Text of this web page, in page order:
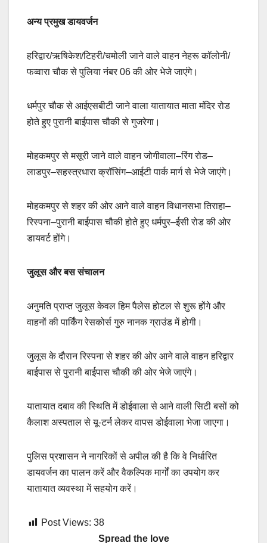
अन्य प्रमुख डायवर्जन
हरिद्वार/ऋषिकेश/टिहरी/चमोली जाने वाले वाहन नेहरू कॉलोनी/
फव्वारा चौक से पुलिया नंबर 06 की ओर भेजे जाएंगे।
धर्मपुर चौक से आईएसबीटी जाने वाला यातायात माता मंदिर रोड
होते हुए पुरानी बाईपास चौकी से गुजरेगा।
मोहकमपुर से मसूरी जाने वाले वाहन जोगीवाला–रिंग रोड–
लाडपुर–सहस्त्रधारा क्रॉसिंग–आईटी पार्क मार्ग से भेजे जाएंगे।
मोहकमपुर से शहर की ओर आने वाले वाहन विधानसभा तिराहा–
रिस्पना–पुरानी बाईपास चौकी होते हुए धर्मपुर–ईसी रोड की ओर
डायवर्ट होंगे।
जुलूस और बस संचालन
अनुमति प्राप्त जुलूस केवल हिम पैलेस होटल से शुरू होंगे और
वाहनों की पार्किंग रेसकोर्स गुरु नानक ग्राउंड में होगी।
जुलूस के दौरान रिस्पना से शहर की ओर आने वाले वाहन हरिद्वार
बाईपास से पुरानी बाईपास चौकी की ओर भेजे जाएंगे।
यातायात दबाव की स्थिति में डोईवाला से आने वाली सिटी बसों को
कैलाश अस्पताल से यू-टर्न लेकर वापस डोईवाला भेजा जाएगा।
पुलिस प्रशासन ने नागरिकों से अपील की है कि वे निर्धारित
डायवर्जन का पालन करें और वैकल्पिक मार्गों का उपयोग कर
यातायात व्यवस्था में सहयोग करें।
Post Views: 38
Spread the love